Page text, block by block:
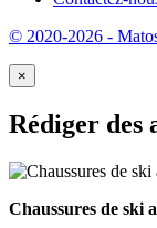
© 2020-2026 -
×
Rédiger des
Chaussures de ski